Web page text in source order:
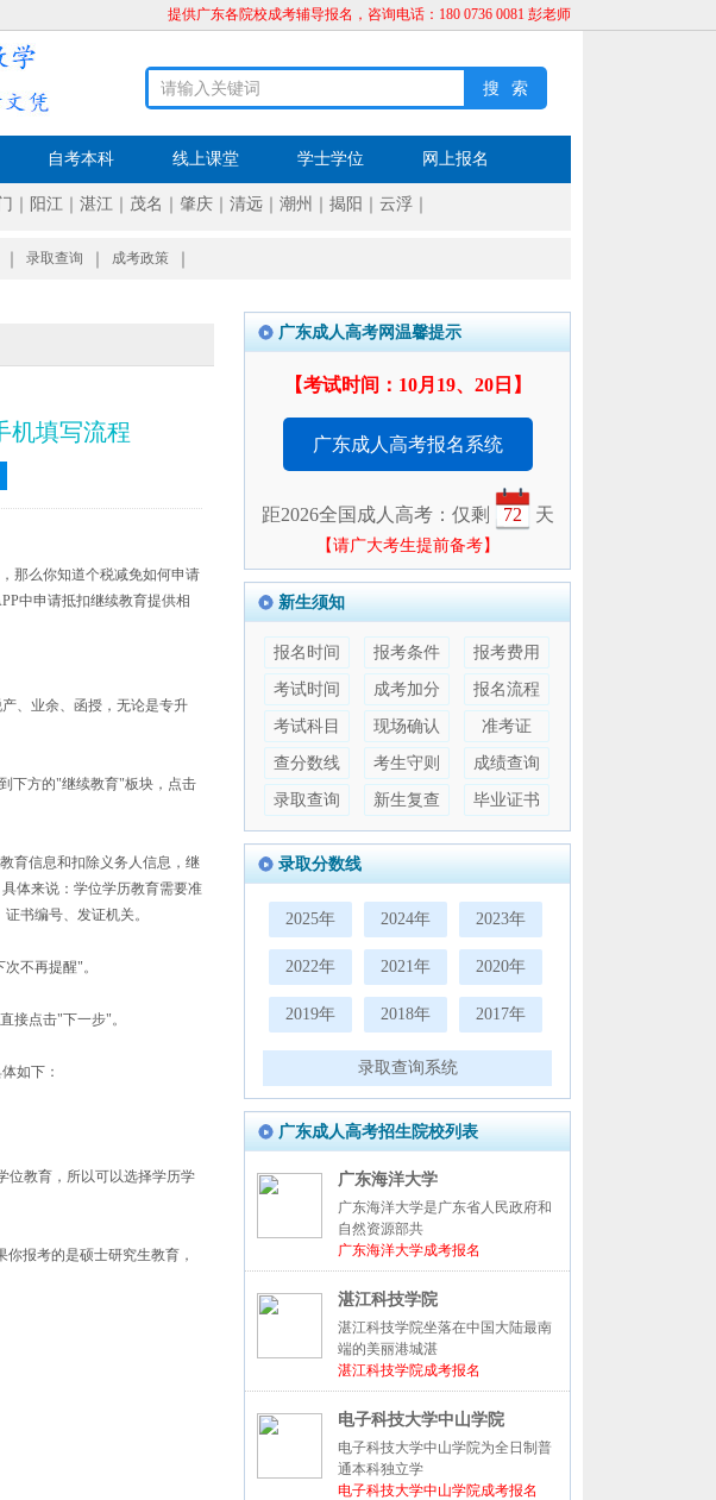
提供广东各院校成考辅导报名，咨询电话：180 0736 0081 彭老师
自考本科 线上课堂 学士学位 网上报名
阳江 湛江 茂名 肇庆 清远 潮州 揭阳 云浮
录取查询 成考政策
机填写流程
那么你知道个税减免如何申请
中申请抵扣继续教育提供相
、业余、函授，无论是专升
下方的"继续教育"板块，点击
育信息和扣除义务人信息，继
体来说：学位学历教育需要准
书编号、发证机关。
不再提醒"。
接点击"下一步"。
如下：
教育，所以可以选择学历学
报考的是硕士研究生教育，
广东成人高考网温馨提示
【考试时间：10月19、20日】
广东成人高考报名系统
距2026全国成人高考：仅剩 72 天
【请广大考生提前备考】
新生须知
报名时间 报考条件 报考费用
考试时间 成考加分 报名流程
考试科目 现场确认 准考证
查分数线 考生守则 成绩查询
录取查询 新生复查 毕业证书
录取分数线
2025年 2024年 2023年
2022年 2021年 2020年
2019年 2018年 2017年
录取查询系统
广东成人高考招生院校列表
广东海洋大学
广东海洋大学是广东省人民政府和
自然资源部共
广东海洋大学成考报名
湛江科技学院
湛江科技学院坐落在中国大陆最南
端的美丽港城湛
湛江科技学院成考报名
电子科技大学中山学院
电子科技大学中山学院为全日制普
通本科独立学
电子科技大学中山学院成考报名